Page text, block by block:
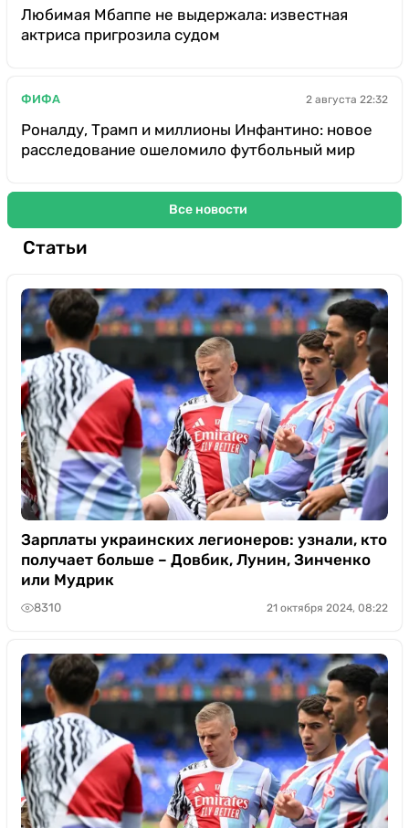
Любимая Мбаппе не выдержала: известная
актриса пригрозила судом
ФИФА 2 августа 22:32
Роналду, Трамп и миллионы Инфантино: новое
расследование ошеломило футбольный мир
Все новости
Статьи
Зарплаты украинских легионеров: узнали, кто
получает больше – Довбик, Лунин, Зинченко
или Мудрик
8310 21 октября 2024, 08:22